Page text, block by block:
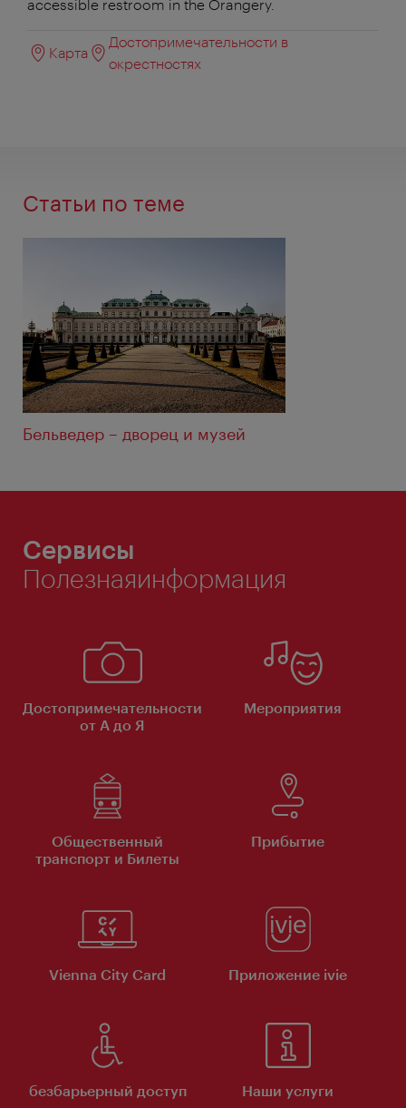
accessible restroom in the Orangery.
Карта
Достопримечательности в
окрестностях
Статьи по теме
Бельведер – дворец и музей
Сервисы
Полезнаяинформация
Достопримечательности
от А до Я
Мероприятия
Общественный
транспорт и Билеты
Прибытие
Vienna City Card Приложение ivie
безбарьерный доступ Наши услуги